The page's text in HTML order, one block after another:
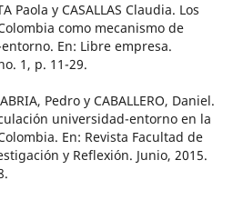
Paola y CASALLAS Claudia. Los
como mecanismo de
En: Libre empresa.
1, p. 11-29.
Pedro y CABALLERO, Daniel.
universidad-entorno en la
En: Revista Facultad de
y Reflexión. Junio, 2015.